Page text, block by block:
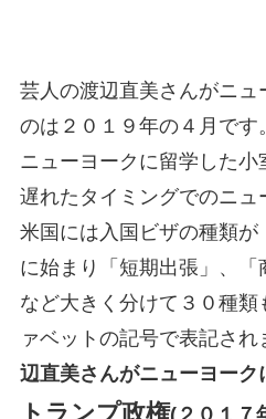
芸人の渡辺直美さんがニュ
のは２０１９年の４月です
ニューヨークに留学した小
遅れたタイミングでのニュ
米国には入国ビザの種類が
に始まり「短期出張」、「
など大きく分けて３０種
ァベットの記号で表記さ
辺直美さんがニューヨーク
トランプ政権(２０１７